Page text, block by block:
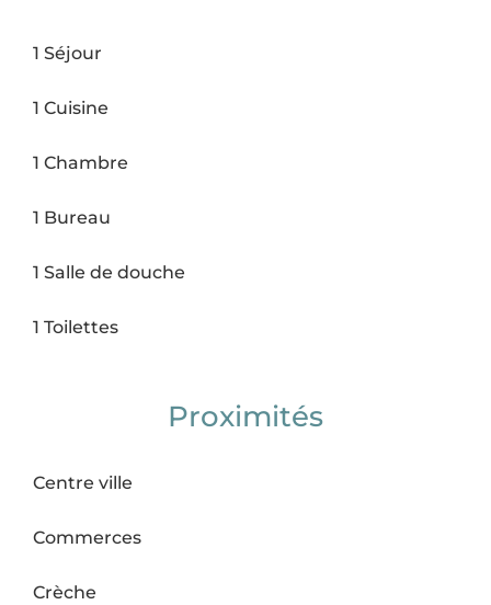
1 Séjour
1 Cuisine
1 Chambre
1 Bureau
1 Salle de douche
1 Toilettes
Proximités
Centre ville
Commerces
Crèche